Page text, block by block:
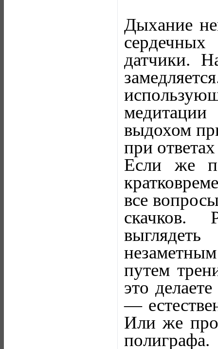
Дыхание
датчики.
выдохом
при
Если же
все
скачков.
путем
это
—
Или же
полиграфа.